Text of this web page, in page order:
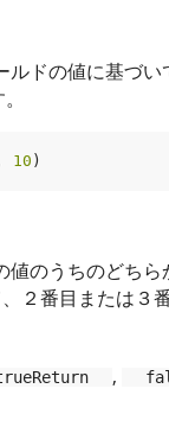
ルドの値に基づ
10
のうちのどち
２番目または３
,